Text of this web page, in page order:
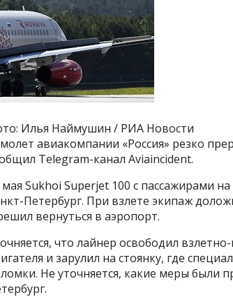
Илья Наймушин / РИА Новости
авиакомпании «Россия» резко
Telegram-канал Aviaincident.
мая Sukhoi Superjet 100 с пассажирами
Петербург. При взлете экипаж
вернуться в аэропорт.
что лайнер освободил
и зарулил на стоянку, где
Не уточняется, какие меры были